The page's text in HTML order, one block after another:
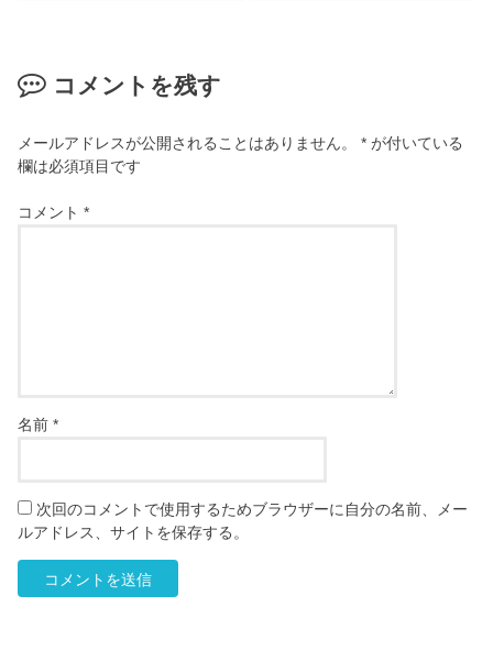
コメントを残す
メールアドレスが公開されることはありません。 * が付いている
欄は必須項目です
コメント*
名前*
次回のコメントで使用するためブラウザーに自分の名前、メー
ルアドレス、サイトを保存する。